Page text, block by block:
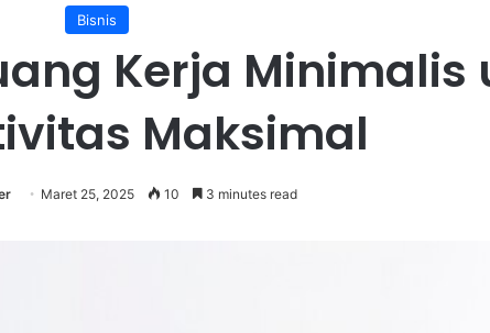
Bisnis
Kerja Minimalis
Maksimal
Maret 25, 2025 10 3 minutes read